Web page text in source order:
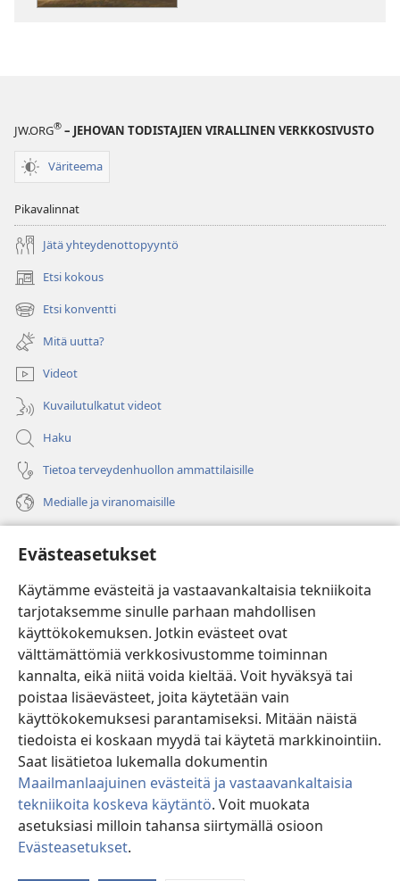
Evästeasetukset
Käytämme evästeitä ja vastaavankaltaisia tekniikoita
tarjotaksemme sinulle parhaan mahdollisen
käyttökokemuksen. Jotkin evästeet ovat
välttämättömiä verkkosivustomme toiminnan
kannalta, eikä niitä voida kieltää. Voit hyväksyä tai
poistaa lisäevästeet, joita käytetään vain
käyttökokemuksesi parantamiseksi. Mitään näistä
tiedoista ei koskaan myydä tai käytetä markkinointiin.
Saat lisätietoa lukemalla dokumentin
Maailmanlaajuinen evästeitä ja vastaavankaltaisia
tekniikoita koskeva käytäntö. Voit muokata
asetuksiasi milloin tahansa siirtymällä osioon
Evästeasetukset.
JW.ORG® – JEHOVAN TODISTAJIEN VIRALLINEN VERKKOSIVUSTO
Väriteema
Pikavalinnat
Jätä yhteydenottopyyntö
Etsi kokous
(avaa
uuden
ikkunan)
Etsi konventti
(avaa
uuden
ikkunan)
Mitä uutta?
Videot
Kuvailutulkatut videot
Haku
Tietoa terveydenhuollon ammattilaisille
Medialle ja viranomaisille
(avaa
uuden
ikkunan)Vartiotornin VERKKOKIRJASTO
(avaa
uuden
ikkunan)JW Hub
(avaa
uuden
ikkunan)
®
Watchtower Library
Copyright© 2026 Watch Tower Bible and Tract Society of Pennsylvania.
KÄYTTÖEHDOT|TIETOSUOJAKÄYTÄNTÖ